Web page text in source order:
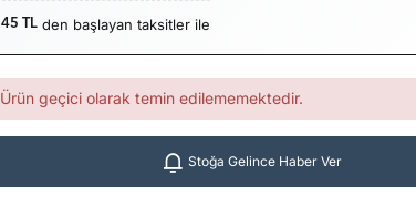
45 TL den başlayan taksitler ile
Ürün geçici olarak temin edilememektedir.
Stoğa Gelince Haber Ver